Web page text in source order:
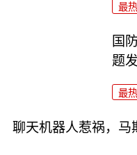
最热
国
题
最热
聊天机器人惹祸，马